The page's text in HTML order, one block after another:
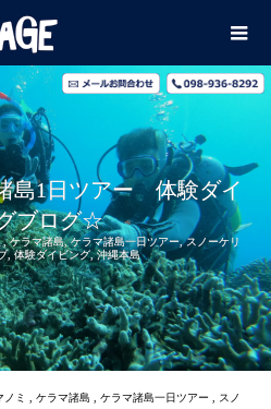
島1日ツアー 体験ダイ
ブログ☆
,ケラマ諸島,ケラマ諸島一日ツアー,スノーケリ
,体験ダイビング,沖縄本島
ノミ ケラマ諸島 ケラマ諸島一日ツアー
スノ